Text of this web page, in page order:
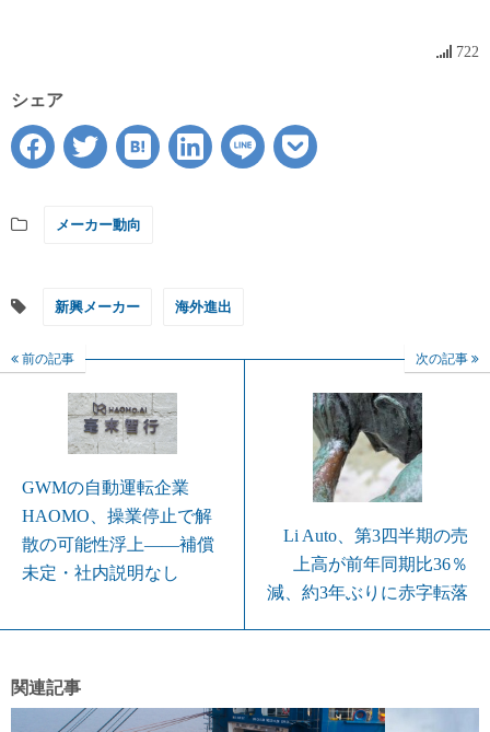
722
シェア
メーカー動向
新興メーカー 海外進出
前の記事
GWMの自動運転企業
HAOMO、操業停止で解
散の可能性浮上――補償
未定・社内説明なし
次の記事
Li Auto、第3四半期の売
上高が前年同期比36％
減、約3年ぶりに赤字転落
関連記事